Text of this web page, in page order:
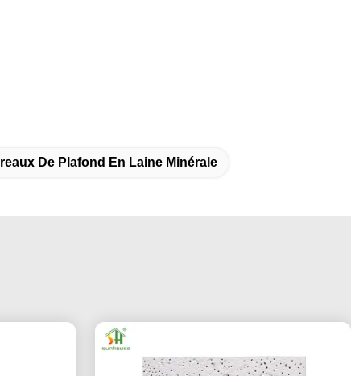
De Plafond En Laine Minérale